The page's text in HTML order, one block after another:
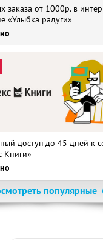
заказа от 1000р. в
«Улыбка радуги»
доступ до 45 дней к
Книги»
популярные